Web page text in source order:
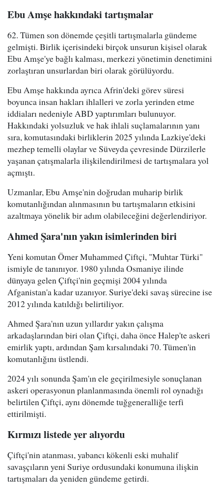
Ebu Amşe hakkındaki tartışmalar
62. Tümen son dönemde çeşitli tartışmalarla gündeme
gelmişti. Birlik içerisindeki birçok unsurun kişisel olarak
Ebu Amşe'ye bağlı kalması, merkezi yönetimin denetimini
zorlaştıran unsurlardan biri olarak görülüyordu.
Ebu Amşe hakkında ayrıca Afrin'deki görev süresi
boyunca insan hakları ihlalleri ve zorla yerinden etme
iddiaları nedeniyle ABD yaptırımları bulunuyor.
Hakkındaki yolsuzluk ve hak ihlali suçlamalarının yanı
sıra, komutasındaki birliklerin 2025 yılında Lazkiye'deki
mezhep temelli olaylar ve Süveyda çevresinde Dürzilerle
yaşanan çatışmalarla ilişkilendirilmesi de tartışmalara yol
açmıştı.
Uzmanlar, Ebu Amşe'nin doğrudan muharip birlik
komutanlığından alınmasının bu tartışmaların etkisini
azaltmaya yönelik bir adım olabileceğini değerlendiriyor.
Ahmed Şara'nın yakın isimlerinden biri
Yeni komutan Ömer Muhammed Çiftçi, "Muhtar Türki"
ismiyle de tanınıyor. 1980 yılında Osmaniye ilinde
dünyaya gelen Çiftçi'nin geçmişi 2004 yılında
Afganistan'a kadar uzanıyor. Suriye'deki savaş sürecine ise
2012 yılında katıldığı belirtiliyor.
Ahmed Şara'nın uzun yıllardır yakın çalışma
arkadaşlarından biri olan Çiftçi, daha önce Halep'te askeri
emirlik yaptı, ardından Şam kırsalındaki 70. Tümen'in
komutanlığını üstlendi.
2024 yılı sonunda Şam'ın ele geçirilmesiyle sonuçlanan
askeri operasyonun planlanmasında önemli rol oynadığı
belirtilen Çiftçi, aynı dönemde tuğgeneralliğe terfi
ettirilmişti.
Kırmızı listede yer alıyordu
Çiftçi'nin atanması, yabancı kökenli eski muhalif
savaşçıların yeni Suriye ordusundaki konumuna ilişkin
tartışmaları da yeniden gündeme getirdi.